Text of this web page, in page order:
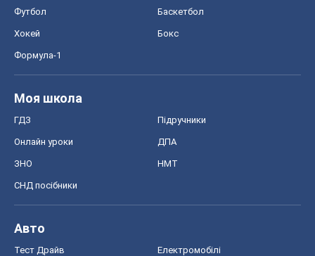
Футбол Баскетбол
Хокей Бокс
Формула-1
Моя школа
ГДЗ Підручники
Онлайн уроки ДПА
ЗНО НМТ
СНД посібники
Авто
Тест Драйв Електромобілі